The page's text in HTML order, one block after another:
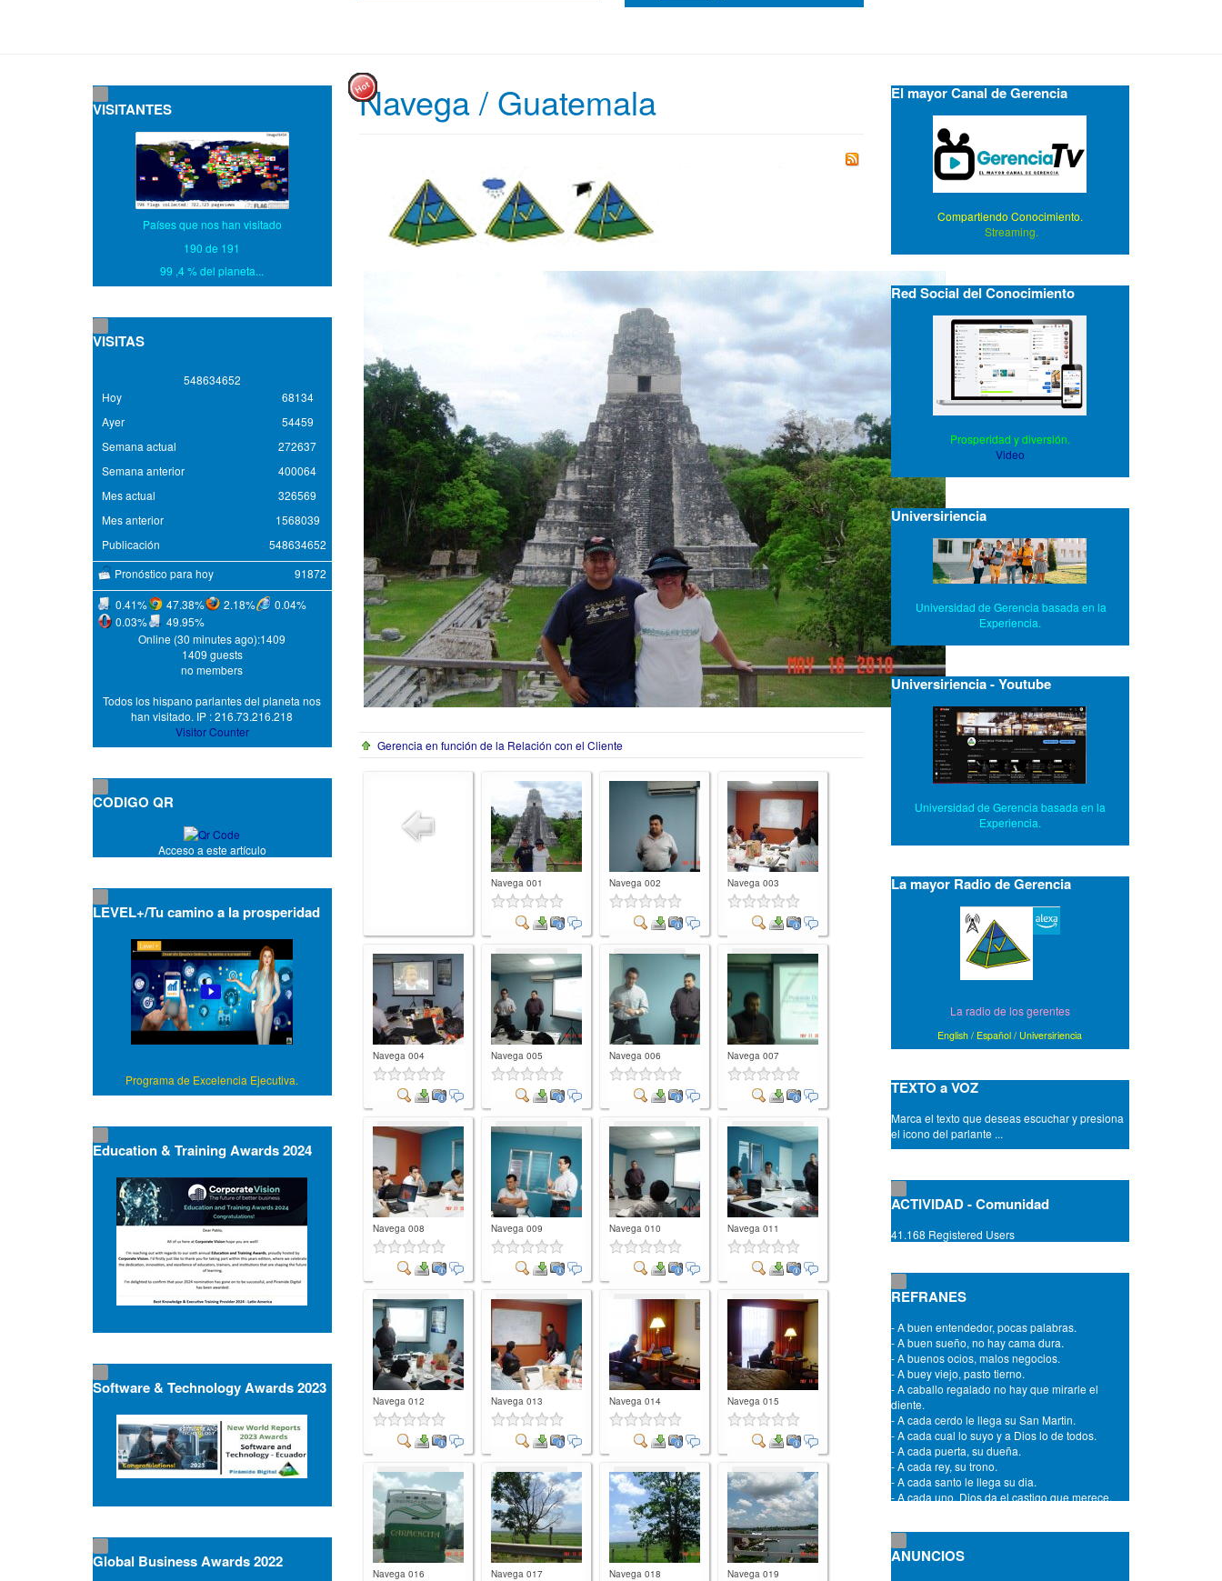
Navega / Guatemala
Gerencia en función de la Relación con el Cliente
Navega 001
Comment
Navega 002 Navega 003
Comment
Navega 004
Comment
Navega 005
Comment
Navega 006
Comment
Navega 007
Comment
Navega 008
Comment
Navega 009
Comment
Navega 010
Comment
Navega 011
Comment
Navega 012
Comment
Navega 013
Comment
Navega 014
Comment
Navega 015
Comment
Navega 016 Navega 017 Navega 018 Navega 019
VISITANTES
Países que nos han visitado
190 de 191
99 ,4 % del planeta...
VISITAS
548634652
Hoy
Ayer
Semana actual
Semana anterior
Mes actual
Mes anterior
Publicación
68134
54459
272637
400064
326569
1568039
548634652
Pronóstico para hoy
91872
0.41%
47.38% 2.18%
0.04%
0.03%
49.95%
Online (30 minutes ago):1409
1409 guests
no members
Todos los hispano parlantes del planeta nos
han visitado. IP : 216.73.216.218
Visitor Counter
CODIGO QR
Acceso a este artículo
LEVEL+/Tu camino a la prosperidad
Programa de Excelencia Ejecutiva.
Education & Training Awards 2024
Software & Technology Awards 2023
Global Business Awards 2022
El mayor Canal de Gerencia
Compartiendo Conocimiento.
Streaming.
Red Social del Conocimiento
Prosperidad y diversión.
Video
Universiriencia
Universidad de Gerencia basada en la
Experiencia.
Universiriencia - Youtube
Universidad de Gerencia basada en la
Experiencia.
La mayor Radio de Gerencia
La radio de los gerentes
English / Español /Universiriencia
TEXTO a VOZ
Marca el texto que deseas escuchar y presiona
el icono del parlante ...
ACTIVIDAD - Comunidad
41.168 Registered Users
REFRANES
- A amistades que son ciertas, siempre las
- A buen capellan mejor sacristan.
- A buen entendedor, a señas.
- A buen sueño, no hay cama dura.
- A buenos ocios, malos negocios.
- A buey viejo, pasto tierno.
- A caballo regalado no hay que mirarle el
diente.
- A cada cerdo le llega su San Martin.
- A cada cual lo suyo y a Dios lo de todos.
- A cada puerta, su dueña.
- A cada rey, su trono.
- A cada santo le llega su dia.
- A cada uno, Dios da el castigo que merece.
- A cama chica, echate en medio.
- A cuentas viejas, barajas nuevas.
ANUNCIOS